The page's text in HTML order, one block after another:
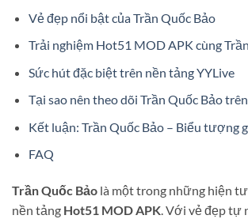
Vẻ đẹp nổi bật của Trần Quốc Bảo
Trải nghiệm Hot51 MOD APK cùng
Sức hút đặc biệt trên nền tảng YYLive
Tại sao nên theo dõi Trần Quốc Bảo
Kết luận: Trần Quốc Bảo – Biểu tượng
FAQ
Trần Quốc Bảo là một trong những hiện
nền tảng Hot51 MOD APK. Với vẻ đẹp tự